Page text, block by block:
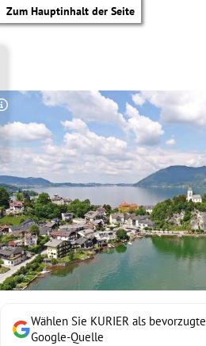
Zum Hauptinhalt der Seite
Untermenü
Wählen Sie KURIER als bevorzugte
Google-Quelle
Copyright-Hinweis öffnen/schließen